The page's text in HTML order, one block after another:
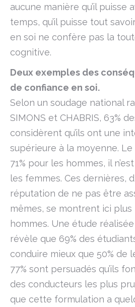
aucune manière qu’il puisse
temps, qu’il puisse tout
en soi ne confère pas la
cognitive.
Deux exemples des
de confiance en soi.
Selon un soudage national
SIMONS et CHABRIS, 63%
considèrent qu’ils ont une
supérieure à la moyenne.
71% pour les hommes, il
les femmes. Ces dernières,
réputation de ne pas être
mêmes, se montrent ici
hommes. Une étude
révèle que 69% des
conduire mieux que 50% de
77% sont persuadés qu’ils
des conducteurs les plus
que cette formulation a